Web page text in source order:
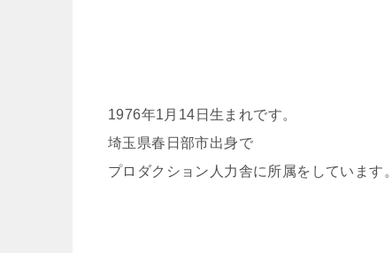
1976年1月14日生まれです。
埼玉県春日部市出身で
プロダクション人力舎に所属をしています。